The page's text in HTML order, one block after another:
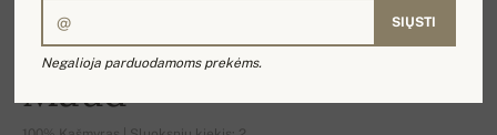
Maud
SIŲSTI
Negalioja parduodamoms prekėms.